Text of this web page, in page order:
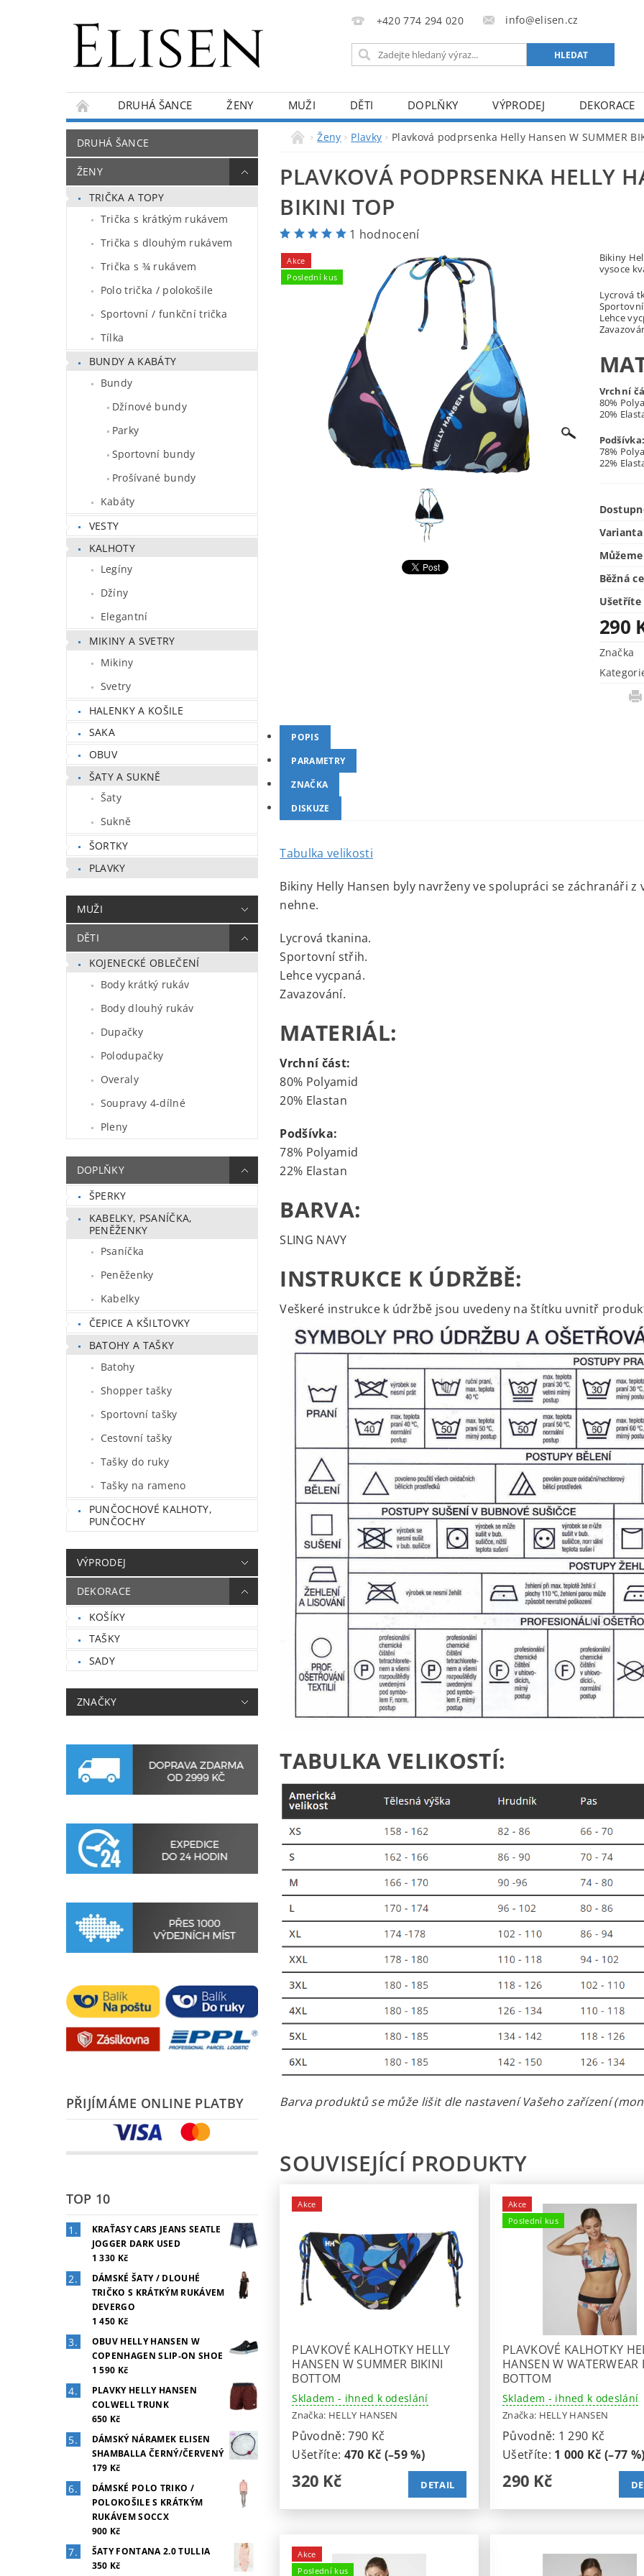
+420 774 294 020 info@elisen.cz
DRUHÁ ŠANCE ŽENY MUŽI DĚTI DOPLŇKY VÝPRODEJ
DEKORACE
KONTAKTY
O NÁS BLOG
DRUHÁ ŠANCE
ŽENY
TRIČKA A TOPY
Trička s krátkým rukávem
Trička s dlouhým rukávem
Trička s ¾ rukávem
Polo trička / polokošile
Sportovní / funkční trička
Tílka
BUNDY A KABÁTY
Bundy
Džínové bundy
Parky
Sportovní bundy
Prošívané bundy
Kabáty
VESTY
KALHOTY
Legíny
Džíny
Elegantní
MIKINY A SVETRY
Mikiny
Svetry
HALENKY A KOŠILE
SAKA
OBUV
ŠATY A SUKNĚ
Šaty
Sukně
ŠORTKY
PLAVKY
MUŽI
DĚTI
KOJENECKÉ OBLEČENÍ
Body krátký rukáv
Body dlouhý rukáv
Dupačky
Polodupačky
Overaly
Soupravy 4-dílné
Pleny
DOPLŇKY
ŠPERKY
KABELKY, PSANÍČKA,
PENĚŽENKY
Psaníčka
Peněženky
Kabelky
ČEPICE A KŠILTOVKY
BATOHY A TAŠKY
Batohy
Shopper tašky
Sportovní tašky
Cestovní tašky
Tašky do ruky
Tašky na rameno
PUNČOCHOVÉ KALHOTY,
PUNČOCHY
VÝPRODEJ
DEKORACE
KOŠÍKY
TAŠKY
SADY
ZNAČKY
PŘIJÍMÁME ONLINE PLATBY
TOP 10
KRAŤASY CARS JEANS SEATLE
JOGGER DARK USED
1 330 Kč
DÁMSKÉ ŠATY / DLOUHÉ
TRIČKO S KRÁTKÝM RUKÁVEM
DEVERGO
1 450 Kč
OBUV HELLY HANSEN W
COPENHAGEN SLIP-ON SHOE
1 590 Kč
PLAVKY HELLY HANSEN
COLWELL TRUNK
650 Kč
DÁMSKÝ NÁRAMEK ELISEN
SHAMBALLA ČERNÝ/ČERVENÝ
179 Kč
DÁMSKÉ POLO TRIKO /
POLOKOŠILE S KRÁTKÝM
RUKÁVEM SOCCX
900 Kč
ŠATY FONTANA 2.0 TULLIA
350 Kč
Ženy Plavky Plavková podprsenka Helly Hansen W SUMMER
PLAVKOVÁ PODPRSENKA HELLY
BIKINI TOP
1 hodnocení
Akce
Poslední kus
Bikiny
vysoce
Lycrová
Lehce
Vrchní
80%
20%
78%
22%
Varianta
Běžná
Ušetříte
290
Značka
POPIS
PARAMETRY
ZNAČKA
DISKUZE
Tabulka velikosti
Bikiny Helly Hansen byly navrženy ve spolupráci se záchranáři
nehne.
Lycrová tkanina.
Sportovní střih.
Lehce vycpaná.
Zavazování.
MATERIÁL:
Vrchní část:
80% Polyamid
20% Elastan
Podšívka:
78% Polyamid
22% Elastan
BARVA:
SLING NAVY
INSTRUKCE K ÚDRŽBĚ:
Veškeré instrukce k údržbě jsou uvedeny na štítku uvnitř
TABULKA VELIKOSTÍ:
Barva produktů se může lišit dle nastavení Vašeho zařízení
SOUVISEJÍCÍ PRODUKTY
Akce
PLAVKOVÉ KALHOTKY HELLY
HANSEN W SUMMER BIKINI
BOTTOM
Skladem - ihned k odeslání
Značka: HELLY HANSEN
Původně:790 Kč
Ušetříte: 470 Kč (–59 %)
320 Kč DETAIL
Akce
Poslední kus
PLAVKOVÉ KALHOTKY
HANSEN W WATERWEAR
BOTTOM
Skladem - ihned k odeslání
Značka: HELLY HANSEN
Původně: 1 290 Kč
Ušetříte: 1 000 Kč (–77
290 Kč
Akce
Poslední kus